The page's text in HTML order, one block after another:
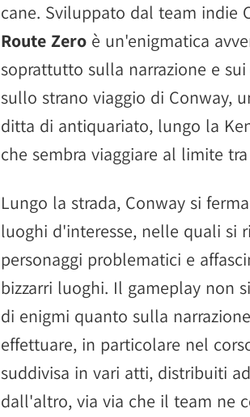
cane. Sviluppato dal team indie
Route Zero è un'enigmatica
soprattutto sulla narrazione e
sullo strano viaggio di Conway,
ditta di antiquariato, lungo la
che sembra viaggiare al limite
Lungo la strada, Conway si
luoghi d'interesse, nelle quali si
personaggi problematici e
bizzarri luoghi. Il gameplay non
di enigmi quanto sulla
effettuare, in particolare nel
suddivisa in vari atti, distribuiti
dall'altro, via via che il team ne